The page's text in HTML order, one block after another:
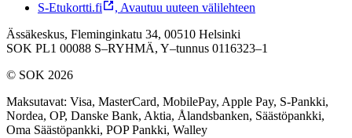
S-Etukortti.fi
, Avautuu uuteen välilehteen
Ässäkeskus, Fleminginkatu 34, 00510 Helsinki
SOK PL1 00088 S–RYHMÄ, Y–tunnus 0116323–1
© SOK 2026
Maksutavat: Visa, MasterCard, MobilePay, Apple Pay, S-Pankki,
Nordea, OP, Danske Bank, Aktia, Ålandsbanken, Säästöpankki,
Oma Säästöpankki, POP Pankki, Walley